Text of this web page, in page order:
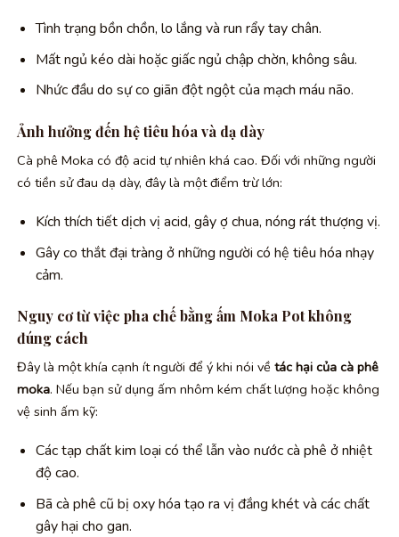
Tình trạng bồn chồn, lo lắng và run rẩy tay chân.
Mất ngủ kéo dài hoặc giấc ngủ chập chờn, không sâu.
Nhức đầu do sự co giãn đột ngột của mạch máu não.
Ảnh hưởng đến hệ tiêu hóa và dạ dày
Cà phê Moka có độ acid tự nhiên khá cao. Đối với những người
có tiền sử đau dạ dày, đây là một điểm trừ lớn:
Kích thích tiết dịch vị acid, gây ợ chua, nóng rát thượng vị.
Gây co thắt đại tràng ở những người có hệ tiêu hóa nhạy
cảm.
Nguy cơ từ việc pha chế bằng ấm Moka Pot không
đúng cách
Đây là một khía cạnh ít người để ý khi nói về tác hại của cà phê
moka. Nếu bạn sử dụng ấm nhôm kém chất lượng hoặc không
vệ sinh ấm kỹ:
Các tạp chất kim loại có thể lẫn vào nước cà phê ở nhiệt
độ cao.
Bã cà phê cũ bị oxy hóa tạo ra vị đắng khét và các chất
gây hại cho gan.